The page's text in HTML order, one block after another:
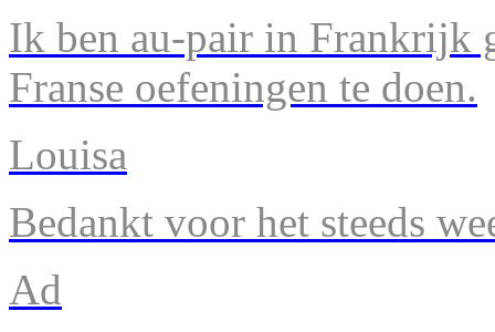
Ik ben au-pair in Frankrijk
Franse oefeningen te doen.
Louisa
Bedankt voor het steeds
Ad